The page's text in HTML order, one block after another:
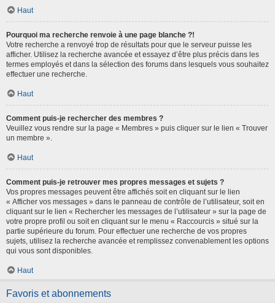
Haut
Pourquoi ma recherche renvoie à une page blanche ?!
Votre recherche a renvoyé trop de résultats pour que le serveur puisse les
afficher. Utilisez la recherche avancée et essayez d’être plus précis dans les
termes employés et dans la sélection des forums dans lesquels vous souhaitez
effectuer une recherche.
Haut
Comment puis-je rechercher des membres ?
Veuillez vous rendre sur la page « Membres » puis cliquer sur le lien « Trouver
un membre ».
Haut
Comment puis-je retrouver mes propres messages et sujets ?
Vos propres messages peuvent être affichés soit en cliquant sur le lien
« Afficher vos messages » dans le panneau de contrôle de l’utilisateur, soit en
cliquant sur le lien « Rechercher les messages de l’utilisateur » sur la page de
votre propre profil ou soit en cliquant sur le menu « Raccourcis » situé sur la
partie supérieure du forum. Pour effectuer une recherche de vos propres
sujets, utilisez la recherche avancée et remplissez convenablement les options
qui vous sont disponibles.
Haut
Favoris et abonnements